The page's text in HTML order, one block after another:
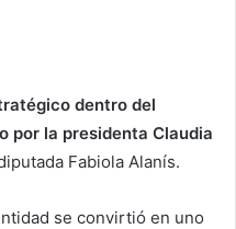
dentro del
por la presidenta Claudia
Fabiola Alanís.
se convirtió en uno